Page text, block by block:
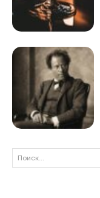
Поиск...